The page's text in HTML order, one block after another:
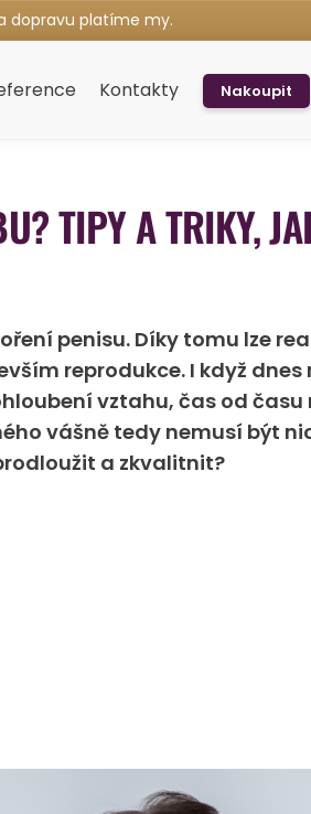
dopravu platíme my.
Kontakty Nakoupit
TIPY A TRIKY,
penisu. Díky tomu lze
reprodukce. I když dnes
vztahu, čas od času
vášně tedy nemusí být
a zkvalitnit?